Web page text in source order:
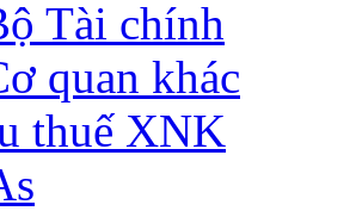
Tài chính
quan khác
thuế XNK